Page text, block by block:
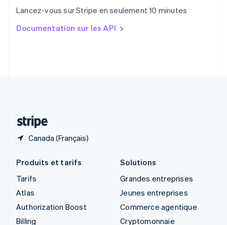
Lancez-vous sur Stripe en seulement 10 minutes
Documentation sur les API
Canada (Français)
English简体中文
English
Produits et tarifs
Tarifs
Atlas
Authorization Boost
Billing
Solutions
Grandes entreprises
Jeunes entreprises
Commerce agentique
Cryptomonnaie